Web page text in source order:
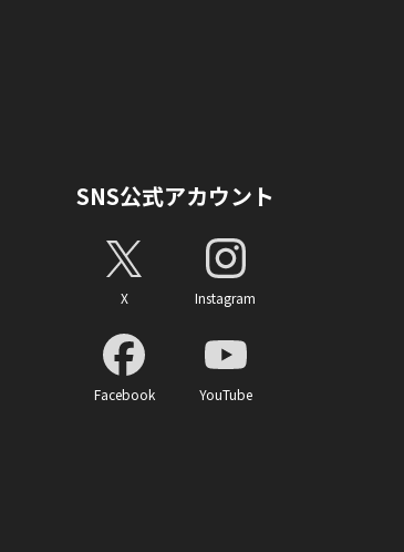
SNS公式アカウント
X Instagram
Facebook YouTube